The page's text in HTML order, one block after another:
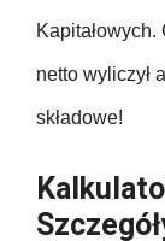
netto wyliczył
składowe!